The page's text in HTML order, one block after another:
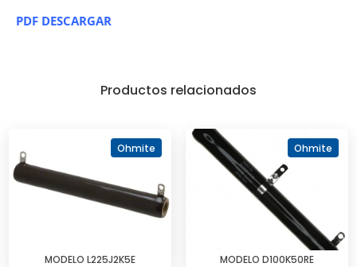
PDF DESCARGAR
Productos relacionados
Ohmite
MODELO L225J2K5E
Ohmite
MODELO D100K50RE